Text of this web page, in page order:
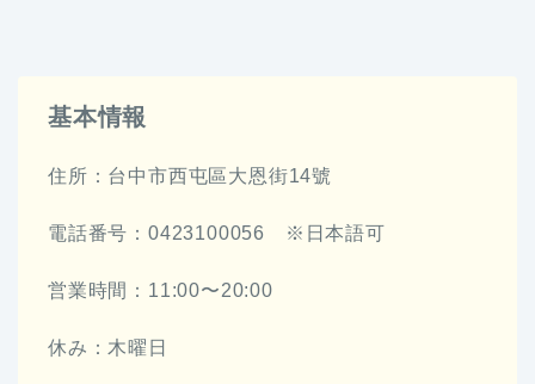
基本情報
住所：台中市西屯區大恩街14號
電話番号：0423100056 ※日本語可
営業時間：11:00〜20:00
休み：木曜日